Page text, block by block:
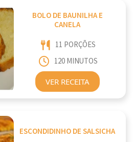
BOLO DE BAUNILHA E
CANELA
11 PORÇÕES
120 MINUTOS
VER RECEITA
ESCONDIDINHO DE SALSICHA